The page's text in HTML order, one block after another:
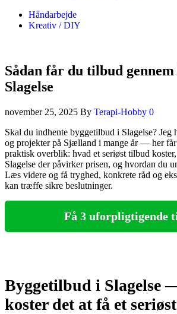
Håndarbejde
Kreativ / DIY
Sådan får du tilbud
Slagelse
november 25, 2025 By Terapi-Hobby 0
Skal du indhente byggetilbud i Slagelse? Jeg
og projekter på Sjælland i mange år — her
praktisk overblik: hvad et seriøst tilbud
Slagelse der påvirker prisen, og hvordan du
Læs videre og få tryghed, konkrete råd og
kan træffe sikre beslutninger.
Få 3 uforpligtigende
Byggetilbud i Slagelse
koster det at få et